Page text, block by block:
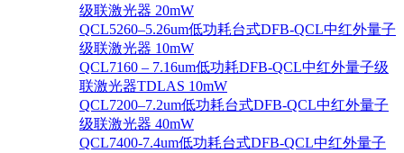
级联激光器 20mW
QCL5260–5.26um低功耗台式DFB-QCL中红外量子
级联激光器 10mW
QCL7160 – 7.16um低功耗DFB-QCL中红外量子级
联激光器TDLAS 10mW
QCL7200–7.2um低功耗台式DFB-QCL中红外量子
级联激光器 40mW
QCL7400-7.4um低功耗台式DFB-QCL中红外量子